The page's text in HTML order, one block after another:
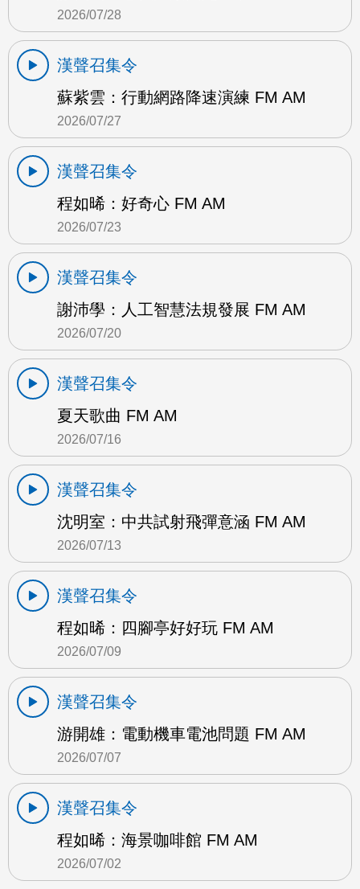
2026/07/28
漢聲召集令
蘇紫雲：行動網路降速演練 FM AM
2026/07/27
漢聲召集令
程如晞：好奇心 FM AM
2026/07/23
漢聲召集令
謝沛學：人工智慧法規發展 FM AM
2026/07/20
漢聲召集令
夏天歌曲 FM AM
2026/07/16
漢聲召集令
沈明室：中共試射飛彈意涵 FM AM
2026/07/13
漢聲召集令
程如晞：四腳亭好好玩 FM AM
2026/07/09
漢聲召集令
游開雄：電動機車電池問題 FM AM
2026/07/07
漢聲召集令
程如晞：海景咖啡館 FM AM
2026/07/02